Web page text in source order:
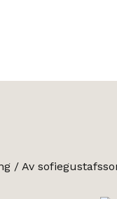
/ Av